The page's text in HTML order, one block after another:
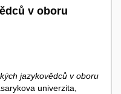
v oboru
jazykovědců v oboru
univerzita,